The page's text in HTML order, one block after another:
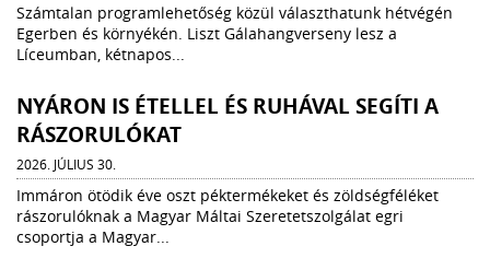
Számtalan programlehetőség közül választhatunk hétvégén
Egerben és környékén. Liszt Gálahangverseny lesz a
Líceumban, kétnapos...
NYÁRON IS ÉTELLEL ÉS RUHÁVAL SEGÍTI A
RÁSZORULÓKAT
2026. JÚLIUS 30.
Immáron ötödik éve oszt péktermékeket és zöldségféléket
rászorulóknak a Magyar Máltai Szeretetszolgálat egri
csoportja a Magyar...